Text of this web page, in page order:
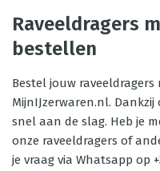
Raveeldragers
bestellen
Bestel jouw
MijnIJzerwaren.nl.
snel aan de slag. Heb je
onze raveeldragers of
je vraag via Whatsapp op